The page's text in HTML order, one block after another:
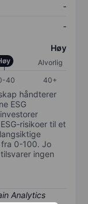
-
-
Høy
Alvorlig
40 40+
håndterer
ESG
risikoer til et
fra 0-100. Jo
ingen